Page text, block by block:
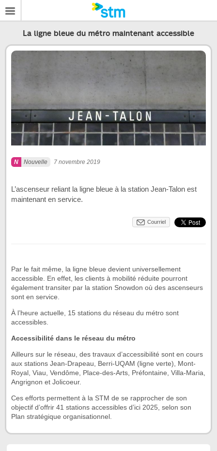
La ligne bleue du métro maintenant accessible
Nouvelle 7 novembre 2019
L’ascenseur reliant la ligne bleue à la station Jean-Talon est
maintenant en service.
Courriel
Par le fait même, la ligne bleue devient universellement
accessible. En effet, les clients à mobilité réduite pourront
également transiter par la station Snowdon où des ascenseurs
sont en service.
À l’heure actuelle, 15 stations du réseau du métro sont
accessibles.
Accessibilité dans le réseau du métro
Ailleurs sur le réseau, des travaux d’accessibilité sont en cours
aux stations Jean-Drapeau, Berri-UQAM (ligne verte), Mont-
Royal, Viau, Vendôme, Place-des-Arts, Préfontaine, Villa-Maria,
Angrignon et Jolicoeur.
Ces efforts permettent à la STM de se rapprocher de son
objectif d’offrir 41 stations accessibles d’ici 2025, selon son
Plan stratégique organisationnel.